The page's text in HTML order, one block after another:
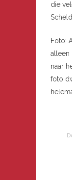
die
Foto:
alleen
naar
foto